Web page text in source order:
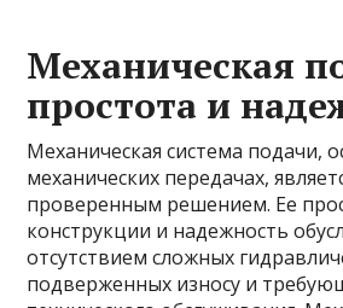
Механическая
простота и
Механическая система подачи,
механических передачах,
проверенным решением. Ее
конструкции и надежность
отсутствием сложных
подверженных износу и